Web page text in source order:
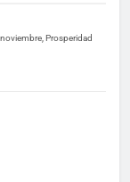
Prosperidad